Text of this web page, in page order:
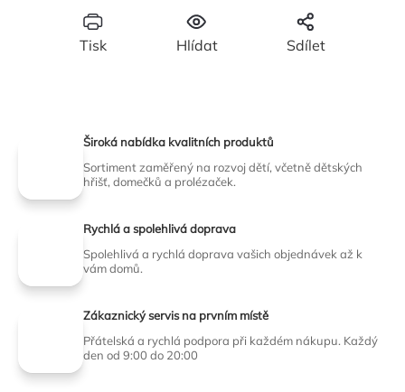
Tisk Hlídat Sdílet
Široká nabídka kvalitních produktů
Sortiment zaměřený na rozvoj dětí, včetně dětských
hřišť, domečků a prolézaček.
Rychlá a spolehlivá doprava
Spolehlivá a rychlá doprava vašich objednávek až k
vám domů.
Zákaznický servis na prvním místě
Přátelská a rychlá podpora při každém nákupu. Každý
den od 9:00 do 20:00